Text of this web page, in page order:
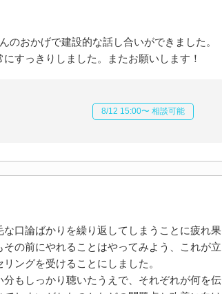
のおかげで建設的な話し合いができました。
すっきりしました。またお願いします！
8/12 15:00〜 相談可能
口論ばかりを繰り返してしまうことに疲れ果
の前にやれることはやってみよう、これが立
ングを受けることにしました。
もしっかり聴いたうえで、それぞれが何を伝